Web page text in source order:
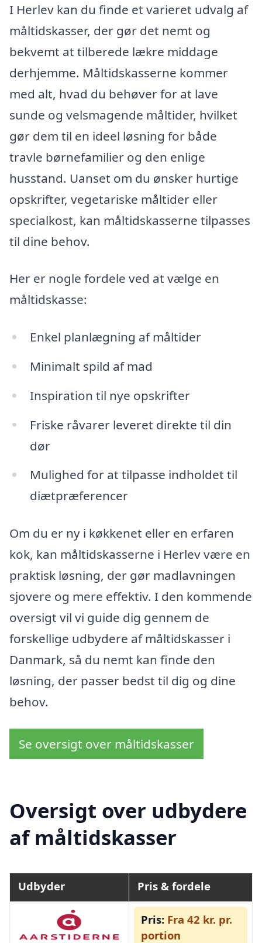
I Herlev kan du finde et varieret udvalg af
måltidskasser, der gør det nemt og
bekvemt at tilberede lækre middage
derhjemme. Måltidskasserne kommer
med alt, hvad du behøver for at lave
sunde og velsmagende måltider, hvilket
gør dem til en ideel løsning for både
travle børnefamilier og den enlige
husstand. Uanset om du ønsker hurtige
opskrifter, vegetariske måltider eller
specialkost, kan måltidskasserne tilpasses
til dine behov.
Her er nogle fordele ved at vælge en
måltidskasse:
Enkel planlægning af måltider
Minimalt spild af mad
Inspiration til nye opskrifter
Friske råvarer leveret direkte til din
dør
Mulighed for at tilpasse indholdet til
diætpræferencer
Om du er ny i køkkenet eller en erfaren
kok, kan måltidskasserne i Herlev være en
praktisk løsning, der gør madlavningen
sjovere og mere effektiv. I den kommende
oversigt vil vi guide dig gennem de
forskellige udbydere af måltidskasser i
Danmark, så du nemt kan finde den
løsning, der passer bedst til dig og dine
behov.
Se oversigt over måltidskasser
Oversigt over udbydere
af måltidskasser
Udbyder Pris & fordele
Pris: Fra 42 kr. pr.
portion